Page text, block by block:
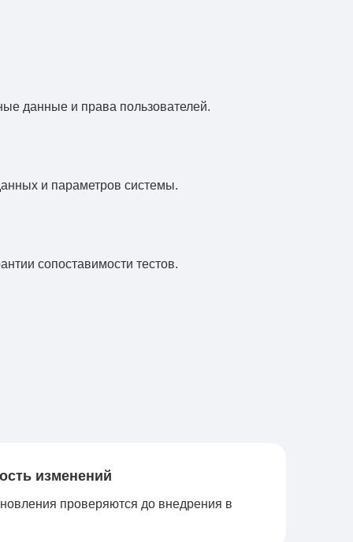
данные и права пользователей.
и параметров системы.
сопоставимости тестов.
изменений
проверяются до внедрения в